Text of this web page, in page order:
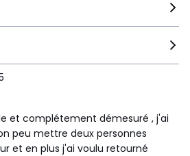
et complétement démesuré , j'ai
peu mettre deux personnes
et en plus j'ai voulu retourné